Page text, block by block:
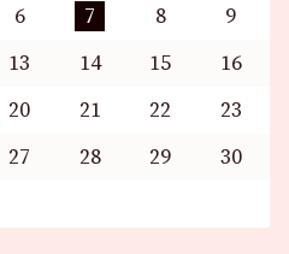
6 7 8
9
13 14 15
16
20 21 22
23
27 28 29
30